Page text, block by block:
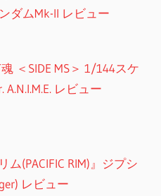
ダムMk-II レビュー
＜SIDE MS＞ 1/144スケ
レビュー
ム(PACIFIC RIM)』ジプシ
レビュー